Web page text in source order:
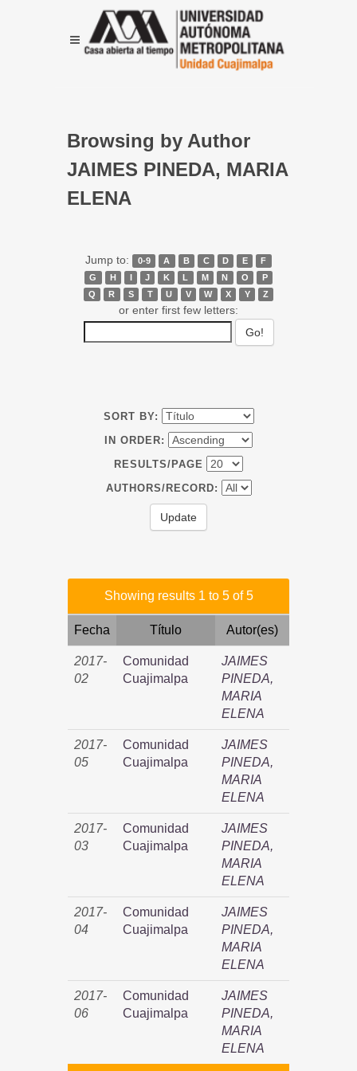
Browsing by Author
JAIMES PINEDA, MARIA
ELENA
Jump to: 0-9 A B C D E
F
G
H I J K L M N O
P
Q
R S T U V W X Y Z
or enter first few letters:
SORT BY:
IN ORDER:
RESULTS/PAGE
AUTHORS/RECORD:
Showing results 1 to 5 of 5
Fecha Título Autor(es)
2017-
02
Comunidad
Cuajimalpa
JAIMES
PINEDA,
MARIA
ELENA
2017-
05
Comunidad
Cuajimalpa
JAIMES
PINEDA,
MARIA
ELENA
2017-
03
Comunidad
Cuajimalpa
JAIMES
PINEDA,
MARIA
ELENA
2017-
04
Comunidad
Cuajimalpa
JAIMES
PINEDA,
MARIA
ELENA
2017-
06
Comunidad
Cuajimalpa
JAIMES
PINEDA,
MARIA
ELENA